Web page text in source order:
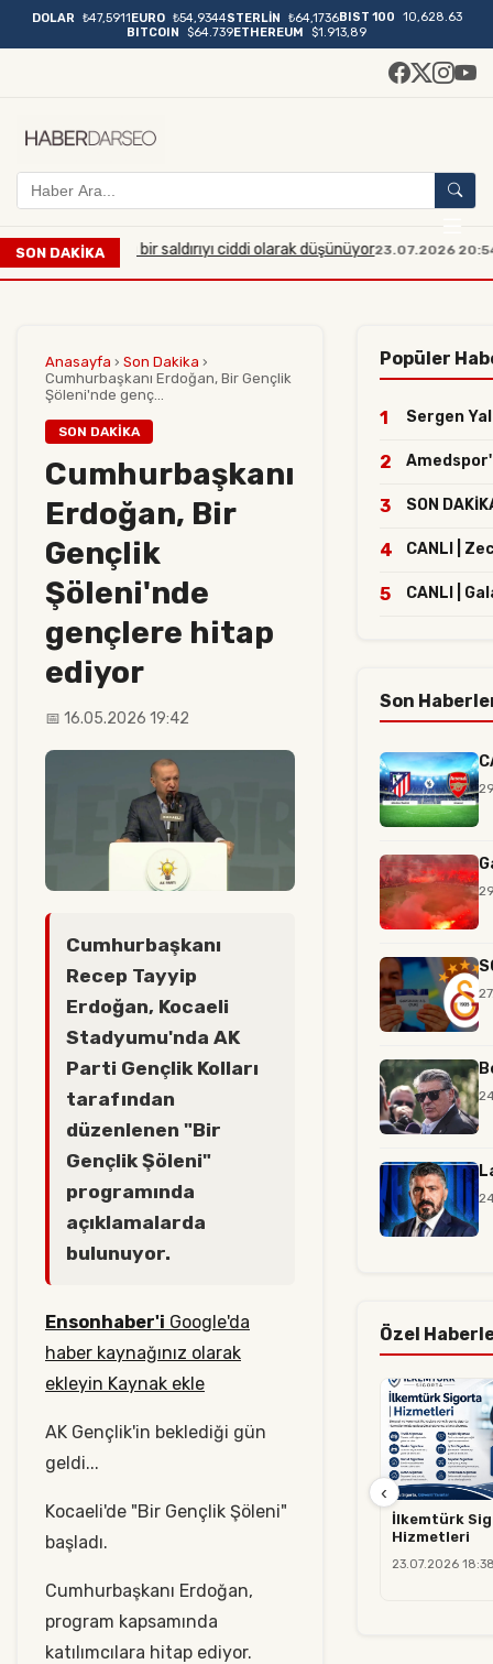
DOLAR ₺47,5911EURO ₺54,9344STERLİN ₺64,1736BIST 100
10,628.63
BITCOIN
$64.739ETHEREUM $1.913,89
SON DAKİKA
çaplı bir saldırıyı ciddi olarak düşünüyor23.07.2026 20:54
Anasayfa › Son Dakika ›
Cumhurbaşkanı Erdoğan, Bir Gençlik
Şöleni'nde genç...
SON DAKIKA
Cumhurbaşkanı
Erdoğan, Bir
Gençlik
Şöleni'nde
gençlere hitap
ediyor
📅 16.05.2026 19:42
Cumhurbaşkanı
Recep Tayyip
Erdoğan, Kocaeli
Stadyumu'nda AK
Parti Gençlik Kolları
tarafından
düzenlenen "Bir
Gençlik Şöleni"
programında
açıklamalarda
bulunuyor.
Ensonhaber'i Google'da
haber kaynağınız olarak
ekleyin Kaynak ekle
AK Gençlik'in beklediği gün
geldi...
Kocaeli'de "Bir Gençlik Şöleni"
başladı.
Cumhurbaşkanı Erdoğan,
program kapsamında
katılımcılara hitap ediyor.
Popüler
1 Sergen
2
3 SON
4 CANLI |
5 CANLI |
Son
Özel
İlkemtürk
Hizmetleri
23.07.2026
‹